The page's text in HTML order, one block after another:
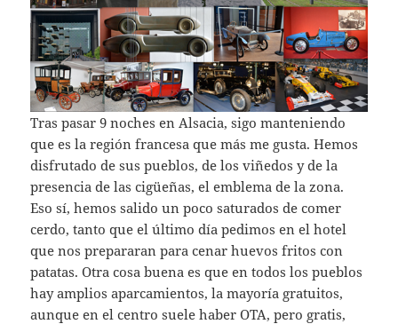
Tras pasar 9 noches en Alsacia, sigo manteniendo
que es la región francesa que más me gusta. Hemos
disfrutado de sus pueblos, de los viñedos y de la
presencia de las cigüeñas, el emblema de la zona.
Eso sí, hemos salido un poco saturados de comer
cerdo, tanto que el último día pedimos en el hotel
que nos prepararan para cenar huevos fritos con
patatas. Otra cosa buena es que en todos los pueblos
hay amplios aparcamientos, la mayoría gratuitos,
aunque en el centro suele haber OTA, pero gratis,